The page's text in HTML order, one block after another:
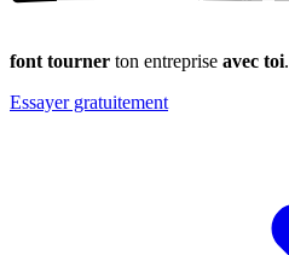
font tourner ton entreprise avec toi.
Essayer gratuitement